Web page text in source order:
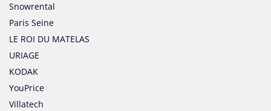
Snowrental
Paris Seine
LE ROI DU MATELAS
URIAGE
KODAK
YouPrice
Villatech